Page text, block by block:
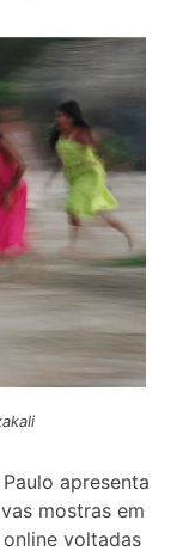
apresenta
mostras em
voltadas